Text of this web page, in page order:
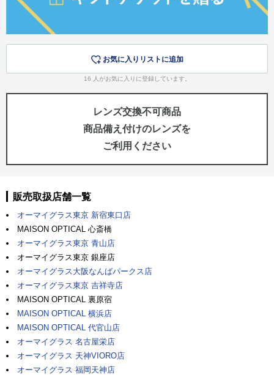
お気に入りリストに追加
16 人がお気に入りに登録しています。
レンズ交換不可商品
商品備え付けのレンズを
ご利用ください
販売取扱店舗一覧
オーマイグラス東京 新宿東口店
MAISON OPTICAL 心斎橋
オーマイグラス東京 青山店
オーマイグラス東京 銀座店
オーマイグラス大阪なんばパークス店
オーマイグラス東京 吉祥寺店
MAISON OPTICAL 裏原宿
MAISON OPTICAL 横浜店
MAISON OPTICAL 代官山店
オーマイグラス 名古屋栄店
オーマイグラス 天神VIORO店
オーマイグラス 福岡天神店